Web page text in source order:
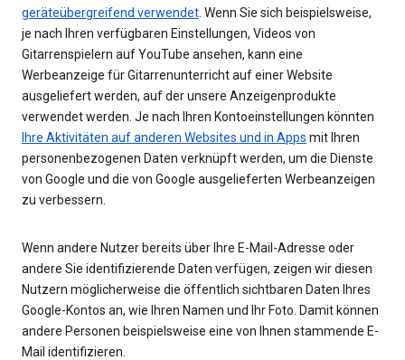
geräteübergreifend verwendet . Wenn Sie sich beispielsweise,
je nach Ihren verfügbaren Einstellungen, Videos von
Gitarrenspielern auf YouTube ansehen, kann eine
Werbeanzeige für Gitarrenunterricht auf einer Website
ausgeliefert werden, auf der unsere Anzeigenprodukte
verwendet werden. Je nach Ihren Kontoeinstellungen könnten
Ihre Aktivitäten auf anderen Websites und in Apps mit Ihren
personenbezogenen Daten verknüpft werden, um die Dienste
von Google und die von Google ausgelieferten Werbeanzeigen
zu verbessern.
Wenn andere Nutzer bereits über Ihre E-Mail-Adresse oder
andere Sie identifizierende Daten verfügen, zeigen wir diesen
Nutzern möglicherweise die öffentlich sichtbaren Daten Ihres
Google-Kontos an, wie Ihren Namen und Ihr Foto. Damit können
andere Personen beispielsweise eine von Ihnen stammende E-
Mail identifizieren.